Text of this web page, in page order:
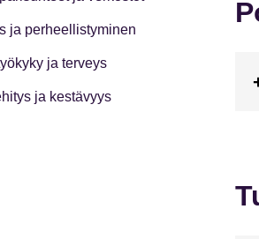
ja perheellistyminen
ja terveys
ja kestävyys